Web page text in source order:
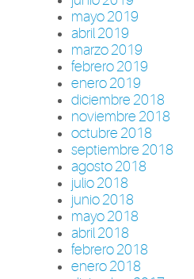
mayo 2019
abril 2019
marzo 2019
febrero 2019
enero 2019
diciembre 2018
noviembre 2018
octubre 2018
septiembre 2018
agosto 2018
julio 2018
junio 2018
mayo 2018
abril 2018
febrero 2018
enero 2018